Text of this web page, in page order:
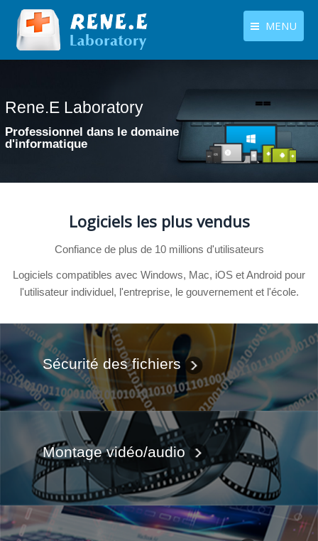
MENU
Centre de téléchargement
Boutique
Tutoriels
Rene.E Laboratory
Professionnel dans le domaine
d'informatique
Rene.E Laboratory
Professionnel dans le domaine
d'informatique
Logiciels les plus vendus
Confiance de plus de 10 millions d'utilisateurs
Logiciels compatibles avec Windows, Mac, iOS et Android pour
l'utilisateur individuel, l'entreprise, le gouvernement et l'école.
Sécurité des fichiers
Montage vidéo/audio